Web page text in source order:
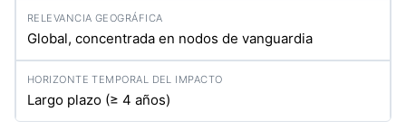
Global, concentrada en nodos de vanguardia
Largo plazo (≥ 4 años)